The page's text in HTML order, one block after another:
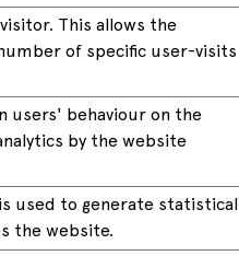
This allows the
of specific user-visits
users' behaviour on the
by the website
used to generate statistical
the website.